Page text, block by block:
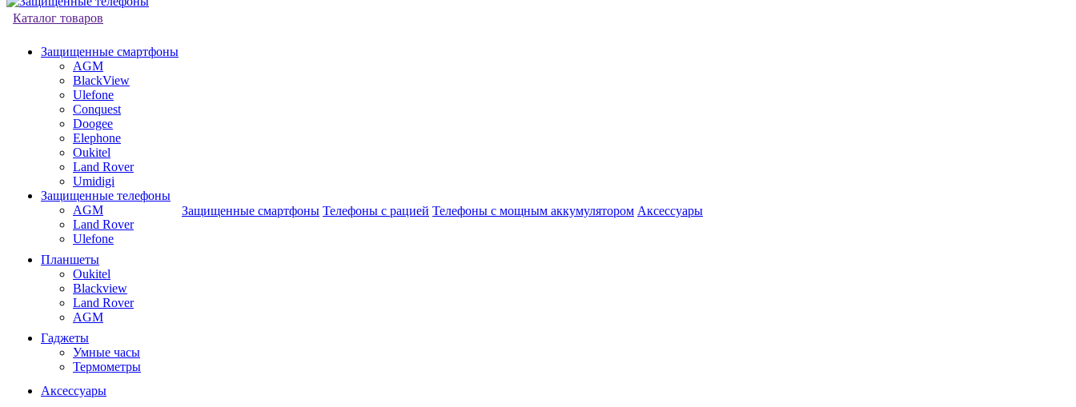
Каталог товаров
Защищенные смартфоны
AGM
BlackView
Ulefone
Conquest
Doogee
Elephone
Oukitel
Land Rover
Umidigi
Защищенные телефоны
AGM
Land Rover
Ulefone
Планшеты
Oukitel
Blackview
Land Rover
AGM
Гаджеты
Умные часы
Термометры
Аксессуары
Защищенные смартфоны Телефоны с рацией Телефоны с мощным аккумулятором Аксессуары